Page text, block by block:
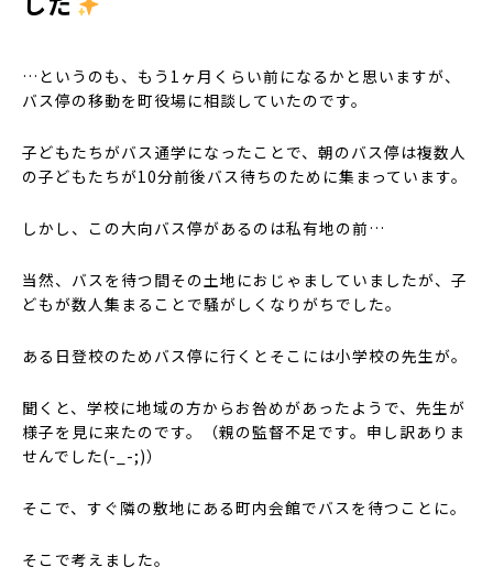
…というのも、もう1ヶ月くらい前になるかと思いますが、
バス停の移動を町役場に相談していたのです。
子どもたちがバス通学になったことで、朝のバス停は複数人
の子どもたちが10分前後バス待ちのために集まっています。
しかし、この大向バス停があるのは私有地の前…
当然、バスを待つ間その土地におじゃましていましたが、子
どもが数人集まることで騒がしくなりがちでした。
ある日登校のためバス停に行くとそこには小学校の先生が。
聞くと、学校に地域の方からお咎めがあったようで、先生が
様子を見に来たのです。（親の監督不足です。申し訳ありま
せんでした(-_-;)）
そこで、すぐ隣の敷地にある町内会館でバスを待つことに。
そこで考えました。